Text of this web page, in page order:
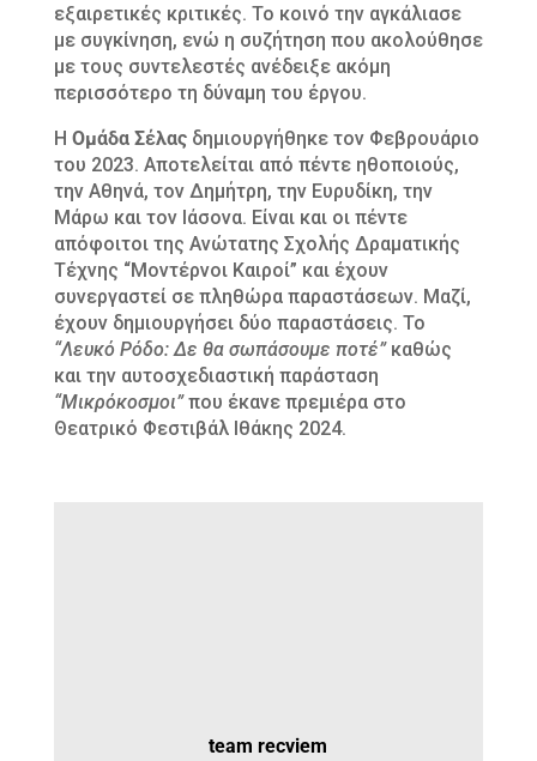
εξαιρετικές κριτικές. Το κοινό την αγκάλιασε
με συγκίνηση, ενώ η συζήτηση που ακολούθησε
με τους συντελεστές ανέδειξε ακόμη
περισσότερο τη δύναμη του έργου.
Η Ομάδα Σέλας δημιουργήθηκε τον Φεβρουάριο
του 2023. Αποτελείται από πέντε ηθοποιούς,
την Αθηνά, τον Δημήτρη, την Ευρυδίκη, την
Μάρω και τον Ιάσονα. Είναι και οι πέντε
απόφοιτοι της Ανώτατης Σχολής Δραματικής
Τέχνης “Μοντέρνοι Καιροί” και έχουν
συνεργαστεί σε πληθώρα παραστάσεων. Μαζί,
έχουν δημιουργήσει δύο παραστάσεις. Το
“Λευκό Ρόδο: Δε θα σωπάσουμε ποτέ” καθώς
και την αυτοσχεδιαστική παράσταση
“Μικρόκοσμοι”που έκανε πρεμιέρα στο
Θεατρικό Φεστιβάλ Ιθάκης 2024.
team recviem